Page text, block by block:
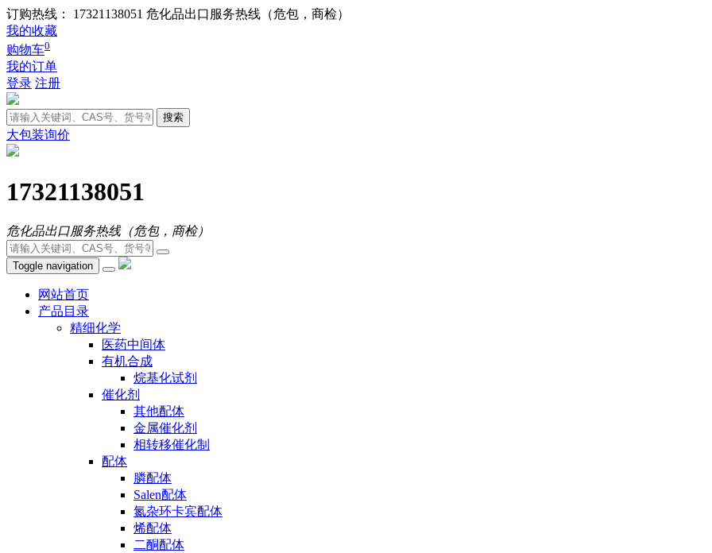
订购热线： 17321138051 危化品出口服务热线（危包，商检）
我的收藏
购物车0
我的订单
登录 注册
搜索
大包装询价
17321138051
危化品出口服务热线（危包，商检）
Toggle navigation
网站首页
产品目录
精细化学
医药中间体
有机合成
烷基化试剂
催化剂
其他配体
金属催化剂
相转移催化制
配体
膦配体
Salen配体
氮杂环卡宾配体
烯配体
二酮配体